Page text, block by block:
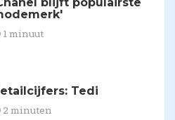
1 minuut
Tedi
2 minuten